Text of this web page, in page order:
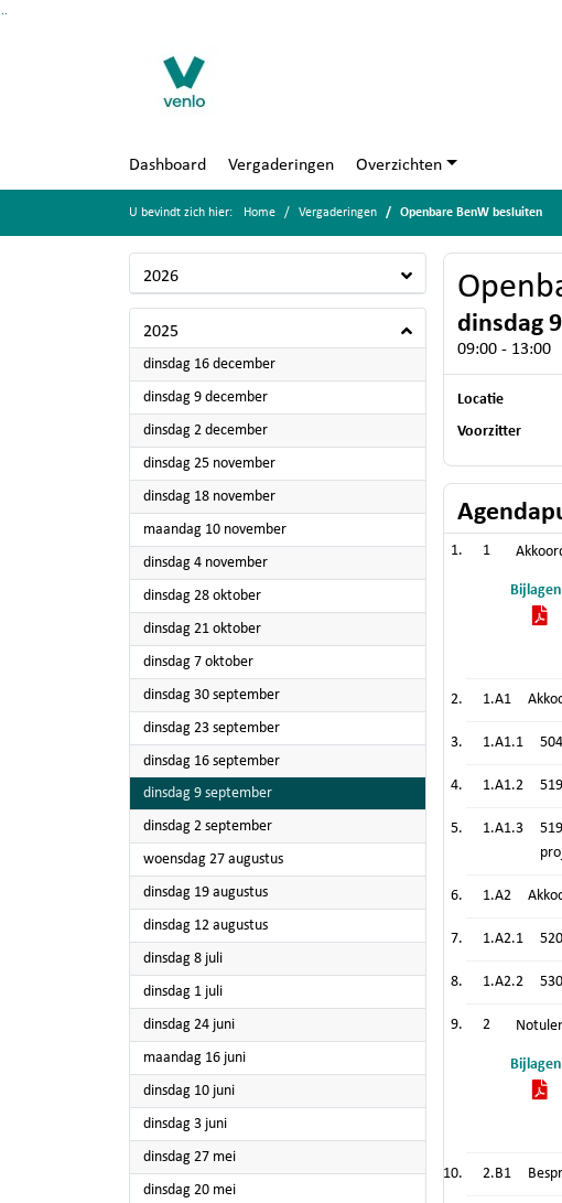
Dashboard Vergaderingen Overzichten
U bevindt zich hier: Home Vergaderingen Openbare BenW besluiten
2026
2025
dinsdag 16 december2025
dinsdag 9 december2025
dinsdag 2 december2025
dinsdag 25 november2025
dinsdag 18 november2025
maandag 10 november2025
dinsdag 4 november2025
dinsdag 28 oktober2025
dinsdag 21 oktober2025
dinsdag 7 oktober2025
dinsdag 30 september2025
dinsdag 23 september2025
dinsdag 16 september2025
dinsdag 9 september2025
dinsdag 2 september2025
woensdag 27 augustus2025
dinsdag 19 augustus2025
dinsdag 12 augustus2025
dinsdag 8 juli2025
dinsdag 1 juli2025
dinsdag 24 juni2025
maandag 16 juni2025
dinsdag 10 juni2025
dinsdag 3 juni2025
dinsdag 27 mei2025
dinsdag 20 mei2025
dinsdag
09:00 - 13:00
Locatie
Voorzitter
1
Bijlagen
1.A1
1.A1.1
1.A1.2
1.A1.3
1.A2
1.A2.1
1.A2.2
2
Bijlagen
2.B1